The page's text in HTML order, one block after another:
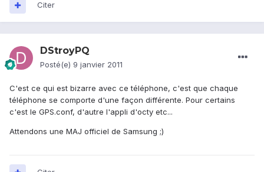
Citer
DStroyPQ
Posté(e) 9 janvier 2011
C'est ce qui est bizarre avec ce téléphone, c'est que chaque
téléphone se comporte d'une façon différente. Pour certains
c'est le GPS.conf, d'autre l'appli d'octy etc...
Attendons une MAJ officiel de Samsung ;)